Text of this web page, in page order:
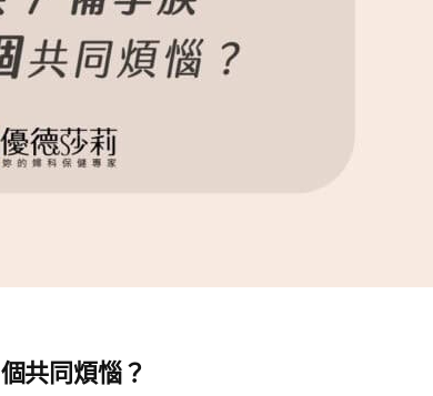
共同煩惱？